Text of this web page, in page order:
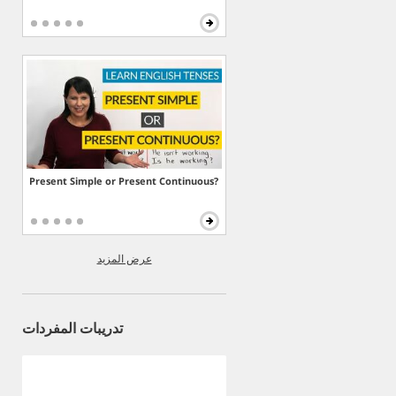
Present Simple or Present Continuous?
عرض المزيد
تدريبات المفردات